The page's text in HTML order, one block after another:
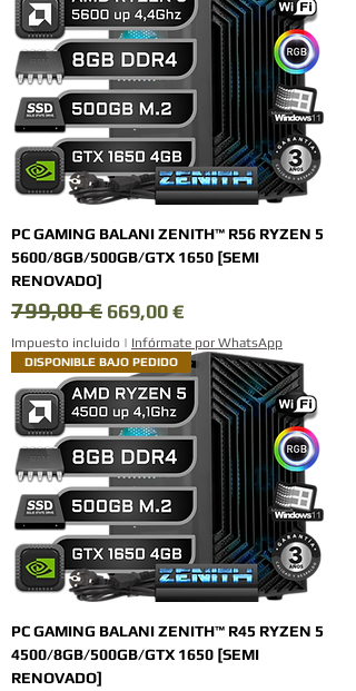
PC GAMING BALANI ZENITH™ R56 RYZEN 5
5600/8GB/500GB/GTX 1650 [SEMI
RENOVADO]
Precio
799,00 € Precio de oferta
669,00 €
Impuesto incluido | Infórmate por WhatsApp
DISPONIBLE BAJO PEDIDO
PC GAMING BALANI ZENITH™ R45 RYZEN 5
4500/8GB/500GB/GTX 1650 [SEMI
RENOVADO]